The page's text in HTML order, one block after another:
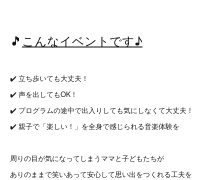
🎵 こんなイベントです♪
✔️ 立ち歩いても大丈夫！
✔️ 声を出してもOK！
✔️ プログラムの途中で出入りしても気にしなくて大丈夫！
✔️ 親子で「楽しい！」を全身で感じられる音楽体験を
周りの目が気になってしまうママと子どもたちが
ありのままで笑いあって安心して思い出をつくれる工夫を